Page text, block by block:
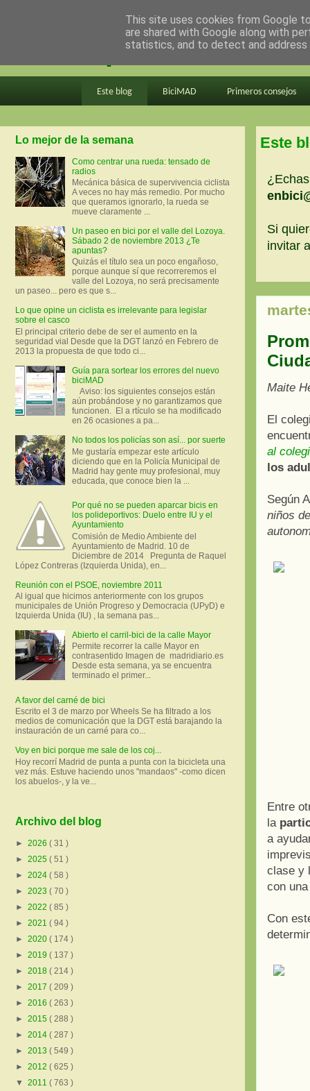
en bici por madrid
Este blog BiciMAD Primeros consejos
Este
Si
invitar
Maite
El
al
los
Según
niños
Entre
la
a
clase y
con
Con
Lo mejor de la semana
Como centrar una rueda: tensado de
radios
Mecánica básica de supervivencia ciclista
A veces no hay más remedio. Por mucho
que queramos ignorarlo, la rueda se
mueve claramente ...
Un paseo en bici por el valle del Lozoya.
Sábado 2 de noviembre 2013 ¿Te
apuntas?
Quizás el título sea un poco engañoso,
porque aunque sí que recorreremos el
valle del Lozoya, no será precisamente
un paseo... pero es que s...
Lo que opine un ciclista es irrelevante para legislar
sobre el casco
El principal criterio debe de ser el aumento en la
seguridad vial Desde que la DGT lanzó en Febrero de
2013 la propuesta de que todo ci...
Guía para sortear los errores del nuevo
biciMAD
Aviso: los siguientes consejos están
aún probándose y no garantizamos que
funcionen. El a rtículo se ha modificado
en 26 ocasiones a pa...
No todos los policías son así... por suerte
Me gustaría empezar este artículo
diciendo que en la Policía Municipal de
Madrid hay gente muy profesional, muy
educada, que conoce bien la ...
Por qué no se pueden aparcar bicis en
los polideportivos: Duelo entre IU y el
Ayuntamiento
Comisión de Medio Ambiente del
Ayuntamiento de Madrid. 10 de
Diciembre de 2014 Pregunta de Raquel
López Contreras (Izquierda Unida), en...
Reunión con el PSOE, noviembre 2011
Al igual que hicimos anteriormente con los grupos
municipales de Unión Progreso y Democracia (UPyD) e
Izquierda Unida (IU) , la semana pas...
Abierto el carril-bici de la calle Mayor
Permite recorrer la calle Mayor en
contrasentido Imagen de madridiario.es
Desde esta semana, ya se encuentra
terminado el primer...
A favor del carné de bici
Escrito el 3 de marzo por Wheels Se ha filtrado a los
medios de comunicación que la DGT está barajando la
instauración de un carné para co...
Voy en bici porque me sale de los coj...
Hoy recorrí Madrid de punta a punta con la bicicleta una
vez más. Estuve haciendo unos "mandaos" -como dicen
los abuelos-, y la ve...
Archivo del blog
► 2026 ( 31 )
► 2025 ( 51 )
► 2024 ( 58 )
► 2023 ( 70 )
► 2022 ( 85 )
► 2021 ( 94 )
► 2020 ( 174 )
► 2019 ( 137 )
► 2018 ( 214 )
► 2017 ( 209 )
► 2016 ( 263 )
► 2015 ( 288 )
► 2014 ( 287 )
► 2013 ( 549 )
► 2012 ( 625 )
▼ 2011 ( 763 )
This site uses cookies from Google
are shared with Google along with
statistics, and to detect and address